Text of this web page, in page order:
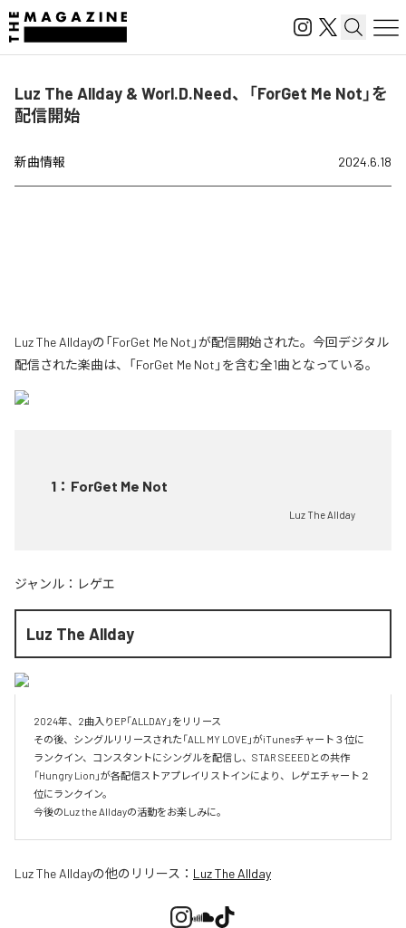
Luz The Allday & Worl.D.Need、「ForGet Me Not」を
配信開始
新曲情報 2024.6.18
Luz The Alldayの「ForGet Me Not」が配信開始された。今回デジタル
配信された楽曲は、「ForGet Me Not」を含む全1曲となっている。
1 ： ForGet Me Not
Luz The Allday
ジャンル： レゲエ
Luz The Allday
2024年、2曲入りEP「ALLDAY」をリリース
その後、シングルリリースされた「ALL MY LOVE」がiTunesチャート３位に
ランクイン、コンスタントにシングルを配信し、STAR SEEEDとの共作
「Hungry Lion」が各配信ストアプレイリストインにより、レゲエチャート２
位にランクイン。
今後のLuz the Alldayの活動をお楽しみに。
Luz The Alldayの他のリリース： Luz The Allday